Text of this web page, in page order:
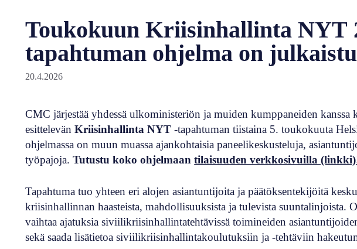
Toukokuun Kriisinhallinta NYT
tapahtuman ohjelma on julkaistu
20.4.2026
CMC järjestää yhdessä ulkoministeriön ja muiden kumppaneiden kanssa
esittelevänKriisinhallinta NYT -tapahtuman tiistaina 5. toukokuuta
ohjelmassa on muun muassa ajankohtaisia paneelikeskusteluja,
työpajoja.Tutustu koko ohjelmaantilaisuuden verkkosivuilla
Tapahtuma tuo yhteen eri alojen asiantuntijoita ja päätöksentekijöitä
kriisinhallinnan haasteista, mahdollisuuksista ja tulevista suuntalinjoista.
vaihtaa ajatuksia siviilikriisinhallintatehtävissä toimineiden
sekä saada lisätietoa siviilikriisinhallintakoulutuksiin ja -tehtäviin